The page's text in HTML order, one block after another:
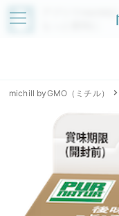
アプリでmichillが
michill byGMO（ミチル）